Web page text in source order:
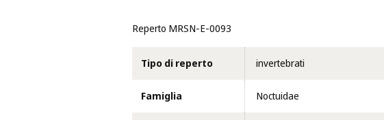
Reperto MRSN-E-0093
Tipo di reperto invertebrati
Famiglia Noctuidae